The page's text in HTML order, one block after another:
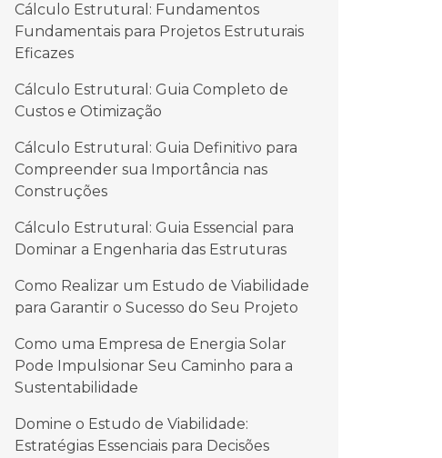
Cálculo Estrutural: Fundamentos
Fundamentais para Projetos Estruturais
Eficazes
Cálculo Estrutural: Guia Completo de
Custos e Otimização
Cálculo Estrutural: Guia Definitivo para
Compreender sua Importância nas
Construções
Cálculo Estrutural: Guia Essencial para
Dominar a Engenharia das Estruturas
Como Realizar um Estudo de Viabilidade
para Garantir o Sucesso do Seu Projeto
Como uma Empresa de Energia Solar
Pode Impulsionar Seu Caminho para a
Sustentabilidade
Domine o Estudo de Viabilidade:
Estratégias Essenciais para Decisões